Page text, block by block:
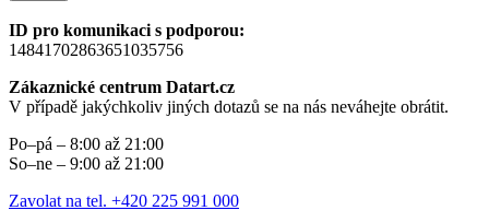
ID pro komunikaci s podporou:
14841702863651035756
Zákaznické centrum Datart.cz
V případě jakýchkoliv jiných dotazů se na nás neváhejte obrátit.
Po–pá – 8:00 až 21:00
So–ne – 9:00 až 21:00
Zavolat na tel. +420 225 991 000